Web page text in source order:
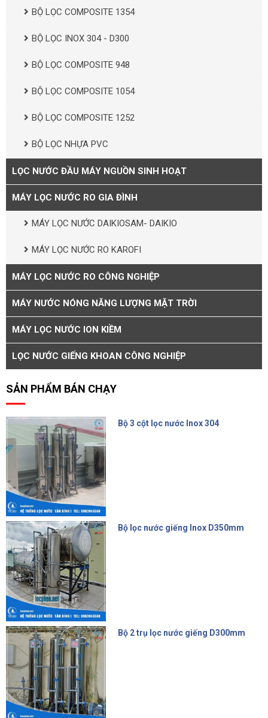
BỘ LỌC COMPOSITE 1354
BỘ LỌC INOX 304 - D300
BỘ LỌC COMPOSITE 948
BỘ LỌC COMPOSITE 1054
BỘ LỌC COMPOSITE 1252
BỘ LỌC NHỰA PVC
LỌC NƯỚC ĐẦU MÁY NGUỒN SINH HOẠT
MÁY LỌC NƯỚC RO GIA ĐÌNH
MÁY LỌC NƯỚC DAIKIOSAM- DAIKIO
MÁY LỌC NƯỚC RO KAROFI
MÁY LỌC NƯỚC RO CÔNG NGHIỆP
MÁY NƯỚC NÓNG NĂNG LƯỢNG MẶT TRỜI
MÁY LỌC NƯỚC ION KIỀM
LỌC NƯỚC GIẾNG KHOAN CÔNG NGHIỆP
SẢN PHẨM BÁN CHẠY
Bộ 3 cột lọc nước Inox 304
Bộ lọc nước giếng Inox D350mm
Bộ 2 trụ lọc nước giếng D300mm